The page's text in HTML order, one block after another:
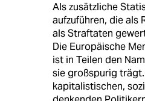
Als zusätzliche
aufzuführen, die als
als Straftaten
Die Europäische
ist in Teilen den
sie großspurig
kapitalistischen,